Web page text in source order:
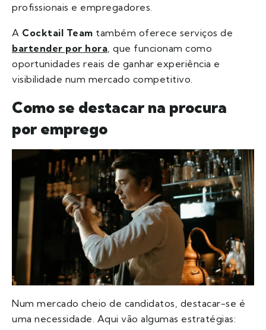
profissionais e empregadores.
A Cocktail Team também oferece serviços de
bartender por hora, que funcionam como
oportunidades reais de ganhar experiência e
visibilidade num mercado competitivo.
Como se destacar na procura
por emprego
Num mercado cheio de candidatos, destacar-se é
uma necessidade. Aqui vão algumas estratégias: